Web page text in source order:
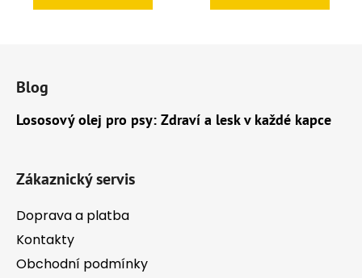
Blog
Lososový olej pro psy: Zdraví a lesk v každé kapce
Zákaznický servis
Doprava a platba
Kontakty
Obchodní podmínky